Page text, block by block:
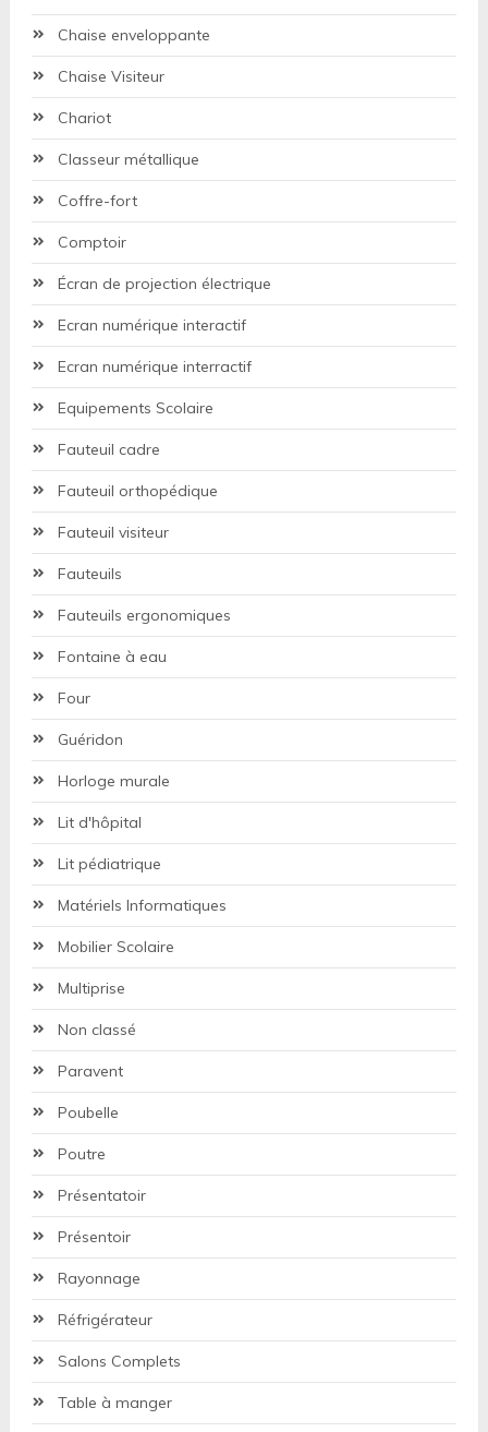
Chaise enveloppante
Chaise Visiteur
Chariot
Classeur métallique
Coffre-fort
Comptoir
Écran de projection électrique
Ecran numérique interactif
Ecran numérique interractif
Equipements Scolaire
Fauteuil cadre
Fauteuil orthopédique
Fauteuil visiteur
Fauteuils
Fauteuils ergonomiques
Fontaine à eau
Four
Guéridon
Horloge murale
Lit d'hôpital
Lit pédiatrique
Matériels Informatiques
Mobilier Scolaire
Multiprise
Non classé
Paravent
Poubelle
Poutre
Présentatoir
Présentoir
Rayonnage
Réfrigérateur
Salons Complets
Table à manger